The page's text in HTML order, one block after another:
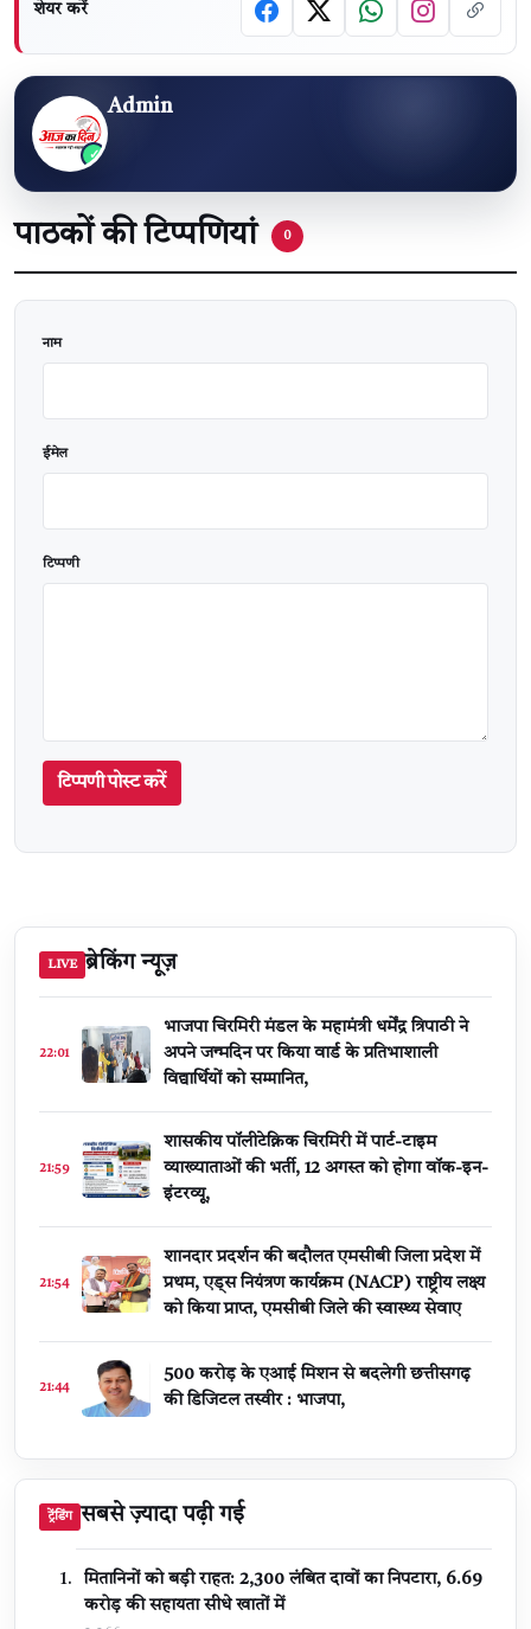
शेयर करें
Admin
पाठकों की टिप्पणियां 0
नाम
ईमेल
टिप्पणी
टिप्पणी पोस्ट करें
LIVE ब्रेकिंग न्यूज़
22:01
भाजपा चिरमिरी मंडल के महामंत्री धर्मेंद्र त्रिपाठी ने
अपने जन्मदिन पर किया वार्ड के प्रतिभाशाली
विद्यार्थियों को सम्मानित,
21:59
शासकीय पॉलीटेक्निक चिरमिरी में पार्ट-टाइम
व्याख्याताओं की भर्ती, 12 अगस्त को होगा वॉक-इन-
इंटरव्यू,
21:54
शानदार प्रदर्शन की बदौलत एमसीबी जिला प्रदेश में
प्रथम, एड्स नियंत्रण कार्यक्रम (NACP) राष्ट्रीय लक्ष्य
को किया प्राप्त, एमसीबी जिले की स्वास्थ्य सेवाए
21:44
500 करोड़ के एआई मिशन से बदलेगी छत्तीसगढ़
की डिजिटल तस्वीर : भाजपा,
ट्रेंडिंग सबसे ज़्यादा पढ़ी गई
मितानिनों को बड़ी राहत: 2,300 लंबित दावों का निपटारा, ₹6.69
करोड़ की सहायता सीधे खातों में